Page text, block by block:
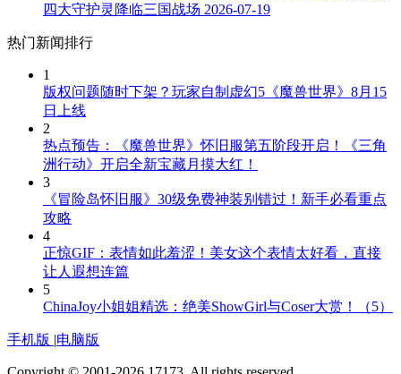
四大守护灵降临三国战场 2026-07-19
热门新闻排行
1
版权问题随时下架？玩家自制虚幻5《魔兽世界》8月15
日上线
2
热点预告：《魔兽世界》怀旧服第五阶段开启！《三角
洲行动》开启全新宝藏月摸大红！
3
《冒险岛怀旧服》30级免费神装别错过！新手必看重点
攻略
4
正惊GIF：表情如此羞涩！美女这个表情太好看，直接
让人遐想连篇
5
ChinaJoy小姐姐精选：绝美ShowGirl与Coser大赏！（5）
手机版 |电脑版